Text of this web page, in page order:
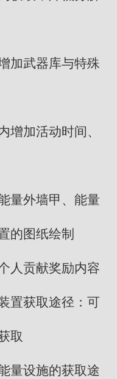
加武器库与特殊
增加活动时间、
量外墙甲、能量
的图纸绘制
人贡献奖励内容
置获取途径：可
取
量设施的获取途